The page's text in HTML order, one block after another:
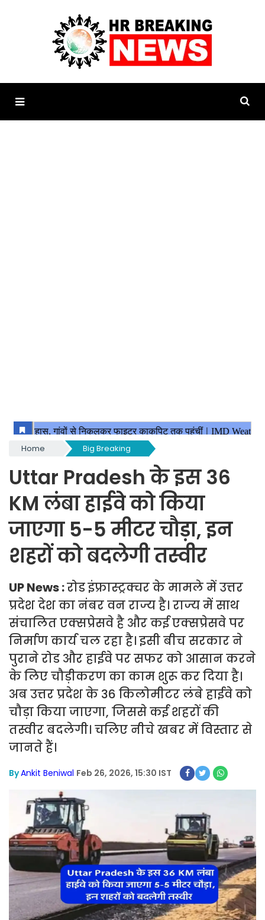
Home Big Breaking
Uttar Pradesh के इस 36
KM लंबा हाईवे को किया
जाएगा 5-5 मीटर चौड़ा, इन
शहरों को बदलेगी तस्वीर
UP News :रोड इंफ्रास्ट्रक्चर के मामले में उत्तर
प्रदेश देश का नंबर वन राज्य है। राज्य में साथ
संचालित एक्सप्रेसवे है और कई एक्सप्रेसवे पर
निर्माण कार्य चल रहा है। इसी बीच सरकार ने
पुराने रोड और हाईवे पर सफर को आसान करने
के लिए चौड़ीकरण का काम शुरू कर दिया है।
अब उत्तर प्रदेश के 36 किलोमीटर लंबे हाईवे को
चौड़ा किया जाएगा, जिससे कई शहरों की
तस्वीर बदलेगी। चलिए नीचे खबर में विस्तार से
जानते हैं।
ByAnkit Beniwal Feb 26, 2026, 15:30 IST